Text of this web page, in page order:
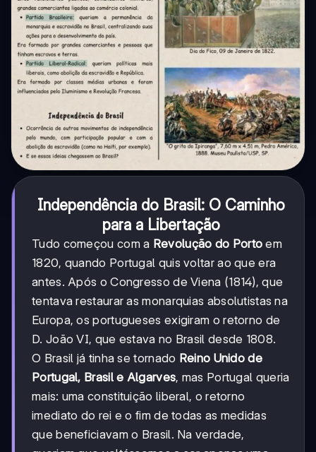
Independência do Brasil: O Caminho
para a Libertação
Tudo começou com a Revolução do Porto em
1820, quando Portugal quis voltar ao que era
antes. Após o Congresso de Viena (1814), que
tentava restaurar as monarquias absolutistas na
Europa, os portugueses exigiram o retorno de
D. João VI, que estava no Brasil desde 1808.
O Brasil já tinha se tornado Reino Unido de
Portugal, Brasil e Algarves, mas Portugal queria
mais: uma constituição liberal, o retorno
imediato do rei e o fim de todas as medidas
que beneficiavam o Brasil. Na verdade,